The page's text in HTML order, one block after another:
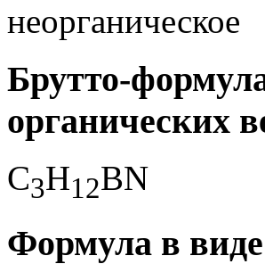
неорганическое
Брутто-
органических
C3H12BN
Формула в виде